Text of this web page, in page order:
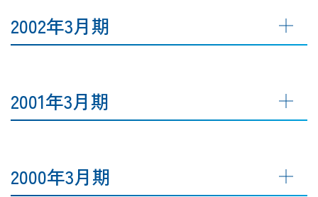
2002年3月期
2001年3月期
2000年3月期